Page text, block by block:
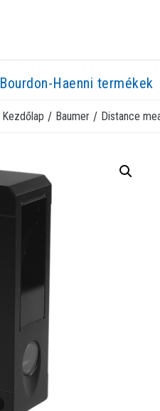
Bourdon-Haenni termékek
Kezdőlap / Baumer / Distance